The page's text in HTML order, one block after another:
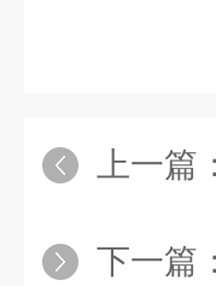
上一篇：
下一篇：